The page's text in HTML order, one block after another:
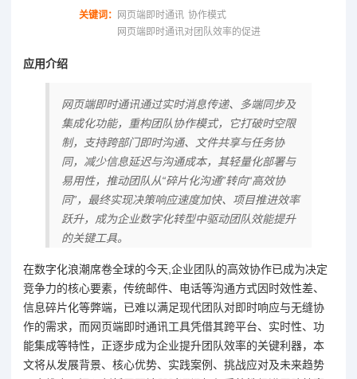
关键词：
网页端即时通讯 协作模式
网页端即时通讯对团队效率的促进
应用介绍
网页端即时通讯通过实时消息传递、多端同步及
集成化功能，重构团队协作模式，它打破时空限
制，支持跨部门即时沟通、文件共享与任务协
同，减少信息延迟与沟通成本，其轻量化部署与
易用性，推动团队从“碎片化沟通”转向“高效协
同”，最终实现决策响应速度加快、项目推进效率
跃升，成为企业数字化转型中驱动团队效能提升
的关键工具。
在数字化浪潮席卷全球的今天,企业团队的高效协作已成为决定
竞争力的核心要素，传统邮件、电话等沟通方式因时效性差、
信息碎片化等弊端，已难以满足现代团队对即时响应与无缝协
作的需求，而网页端即时通讯工具凭借其跨平台、实时性、功
能集成等特性，正逐步成为企业提升团队效率的关键利器，本
文将从发展背景、核心优势、实践案例、挑战应对及未来趋势